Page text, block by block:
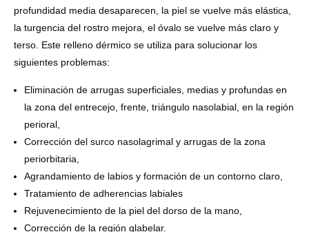
profundidad media desaparecen, la piel se vuelve más elástica,
la turgencia del rostro mejora, el óvalo se vuelve más claro y
terso. Este relleno dérmico se utiliza para solucionar los
siguientes problemas:
Eliminación de arrugas superficiales, medias y profundas en
la zona del entrecejo, frente, triángulo nasolabial, en la región
perioral,
Corrección del surco nasolagrimal y arrugas de la zona
periorbitaria,
Agrandamiento de labios y formación de un contorno claro,
Tratamiento de adherencias labiales
Rejuvenecimiento de la piel del dorso de la mano,
Corrección de la región glabelar.